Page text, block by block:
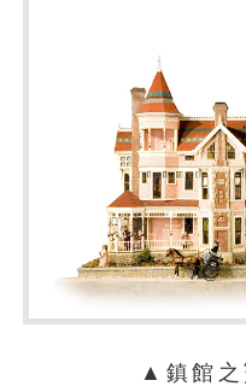
▲鎮館之